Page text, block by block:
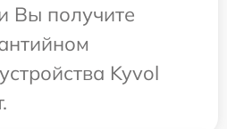
Вы получите
Kyvol